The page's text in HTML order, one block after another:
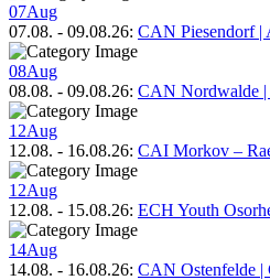
07Aug
07.08. - 09.08.26: CAN Piesendorf |
08Aug
08.08. - 09.08.26: CAN Nordwalde |
12Aug
12.08. - 16.08.26: CAI Morkov –
12Aug
12.08. - 15.08.26: ECH Youth
14Aug
14.08. - 16.08.26: CAN Ostenfelde |